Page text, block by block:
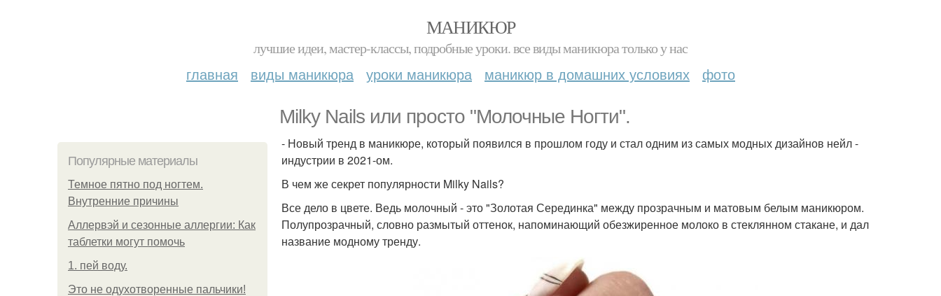
МАНИКЮР
лучшие идеи, мастер-классы, подробные уроки. все виды маникюра только у нас
главная виды маникюра уроки маникюра маникюр в домашних условиях фото
Milky Nails или просто "Молочные Ногти".
Популярные материалы
Темное пятно под ногтем.
Внутренние причины
Аллервэй и сезонные аллергии: Как
таблетки могут помочь
1. пей воду.
Это не одухотворенные пальчики!
- Новый тренд в маникюре, который появился в прошлом году и стал одним из самых модных дизайнов нейл -
индустрии в 2021-ом.
В чем же секрет популярности Milky Nails?
Все дело в цвете. Ведь молочный - это "Золотая Серединка" между прозрачным и матовым белым маникюром.
Полупрозрачный, словно размытый оттенок, напоминающий обезжиренное молоко в стеклянном стакане, и дал
название модному тренду.